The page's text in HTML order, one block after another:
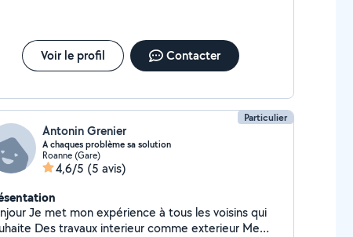
Voir le profil Contacter
Particulier
Antonin Grenier
A chaques problème sa solution
Roanne (Gare)
4,6/5 (5 avis)
à tous les voisins qui
interieur comme exterieur Me